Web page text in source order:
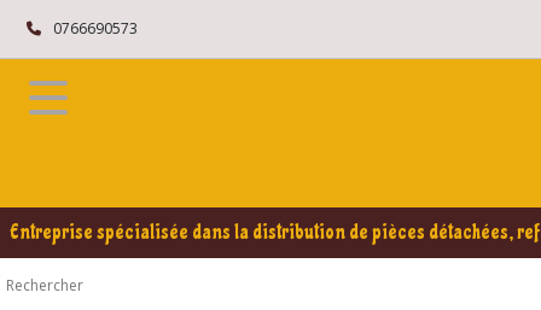
0766690573
Entreprise spécialisée dans la distribution de pièces détachées,
Fermer
FILTRES
Citroën
VISA
Eléments